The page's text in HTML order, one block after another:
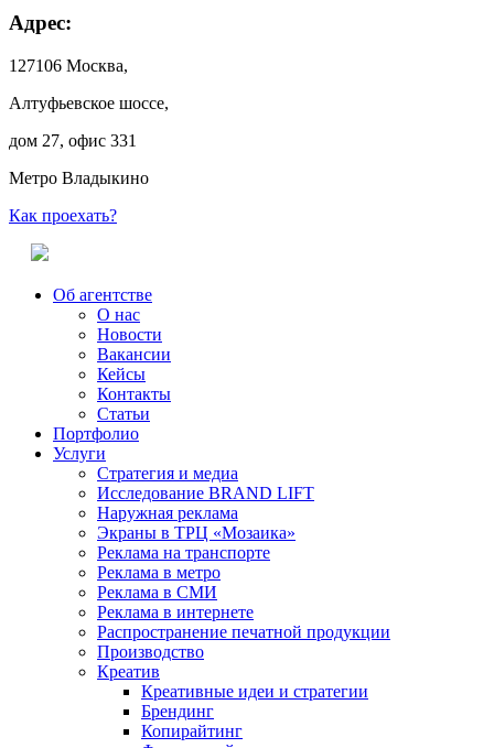
Адрес:
127106 Москва,
Алтуфьевское шоссе,
дом 27, офис 331
Метро Владыкино
Как проехать?
Об агентстве
О нас
Новости
Вакансии
Кейсы
Контакты
Статьи
Портфолио
Услуги
Стратегия и медиа
Исследование BRAND LIFT
Наружная реклама
Экраны в ТРЦ «Мозаика»
Реклама на транспорте
Реклама в метро
Реклама в СМИ
Реклама в интернете
Распространение печатной продукции
Производство
Креатив
Креативные идеи и стратегии
Брендинг
Копирайтинг